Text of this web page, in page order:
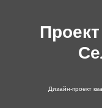
Дизайн-проект